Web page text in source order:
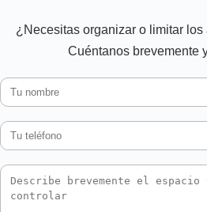
¿Necesitas organizar o limitar
Cuéntanos brevemente